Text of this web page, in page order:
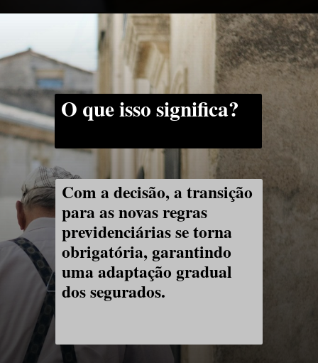
O que isso significa?
Com a decisão, a transição
para as novas regras
previdenciárias se torna
obrigatória, garantindo
uma adaptação gradual
dos segurados.